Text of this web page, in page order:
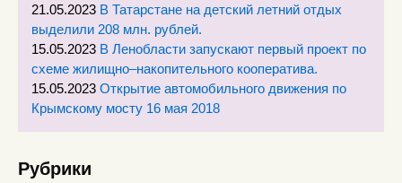
21.05.2023 В Татарстане на детский летний отдых
выделили 208 млн. рублей.
15.05.2023 В Ленобласти запускают первый проект по
схеме жилищно–накопительного кооператива.
15.05.2023 Открытие автомобильного движения по
Крымскому мосту 16 мая 2018
Рубрики